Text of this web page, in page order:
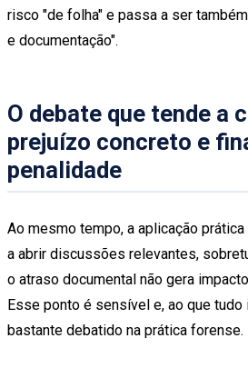
risco "de folha" e passa a ser
e documentação".
O debate que tende a
prejuízo concreto e
penalidade
Ao mesmo tempo, a aplicação
a abrir discussões relevantes,
o atraso documental não gera
Esse ponto é sensível e, ao que tudo
bastante debatido na prática forense.